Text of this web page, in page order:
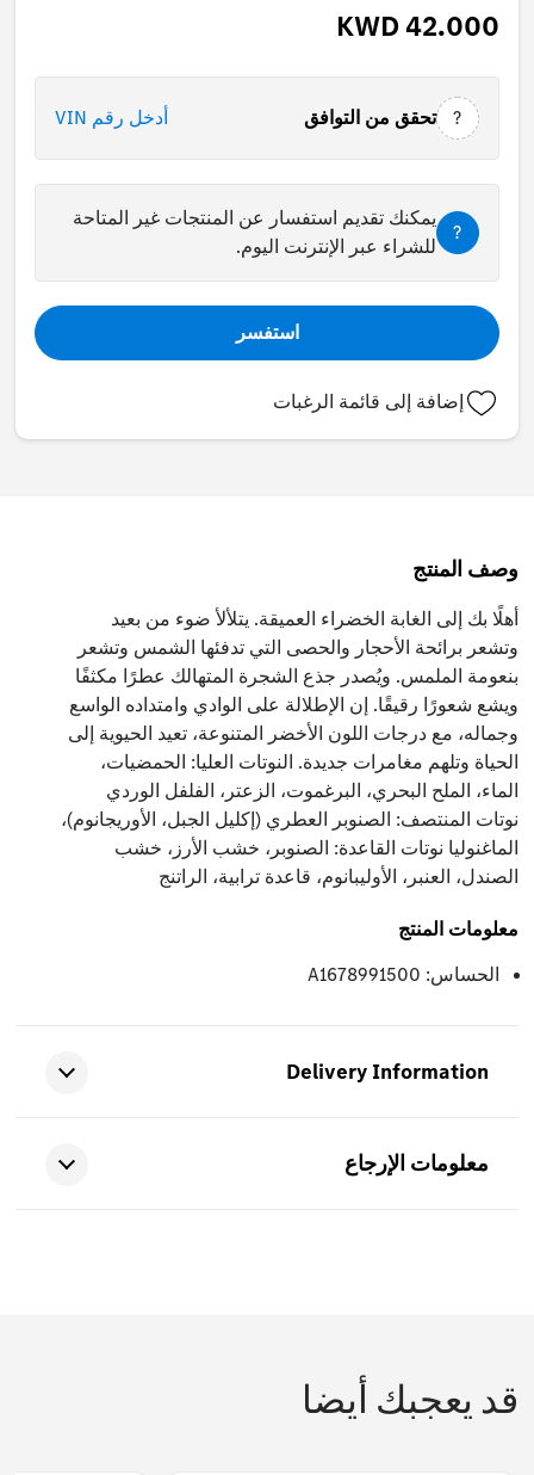
KWD 42.000
? تحقق من التوافق أدخل رقم VIN
?
يمكنك تقديم استفسار عن المنتجات غير المتاحة
للشراء عبر الإنترنت اليوم.
استفسر
إضافة إلى قائمة الرغبات
وصف المنتج
أهلًا بك إلى الغابة الخضراء العميقة. يتلألأ ضوء من بعيد
وتشعر برائحة الأحجار والحصى التي تدفئها الشمس وتشعر
بنعومة الملمس. ويُصدر جذع الشجرة المتهالك عطرًا مكثفًا
ويشع شعورًا رقيقًا. إن الإطلالة على الوادي وامتداده الواسع
وجماله، مع درجات اللون الأخضر المتنوعة، تعيد الحيوية إلى
الحياة وتلهم مغامرات جديدة. النوتات العليا: الحمضيات،
الماء، الملح البحري، البرغموت، الزعتر، الفلفل الوردي
نوتات المنتصف: الصنوبر العطري (إكليل الجبل، الأوريجانوم)،
الماغنوليا نوتات القاعدة: الصنوبر، خشب الأرز، خشب
الصندل، العنبر، الأوليبانوم، قاعدة ترابية، الراتنج
معلومات المنتج
الحساس: A1678991500
Delivery Information
معلومات الإرجاع
قد يعجبك أيضا